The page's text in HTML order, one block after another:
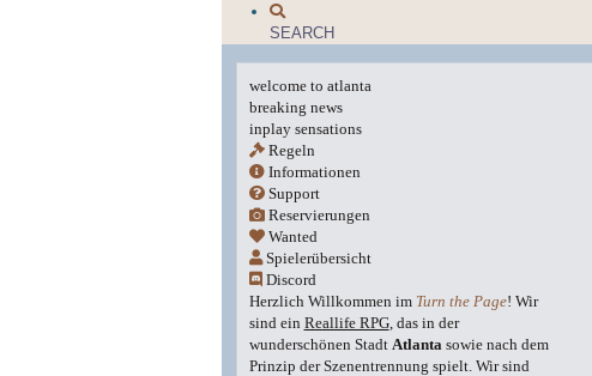
SEARCH
welcome to atlanta
breaking news
inplay sensations
Regeln
Informationen
Support
Reservierungen
Wanted
Spielerübersicht
Discord
Herzlich Willkommen im Turn the Page! Wir
sind ein Reallife RPG, das in der
wunderschönen Stadt Atlanta sowie nach dem
Prinzip der Szenentrennung spielt. Wir sind